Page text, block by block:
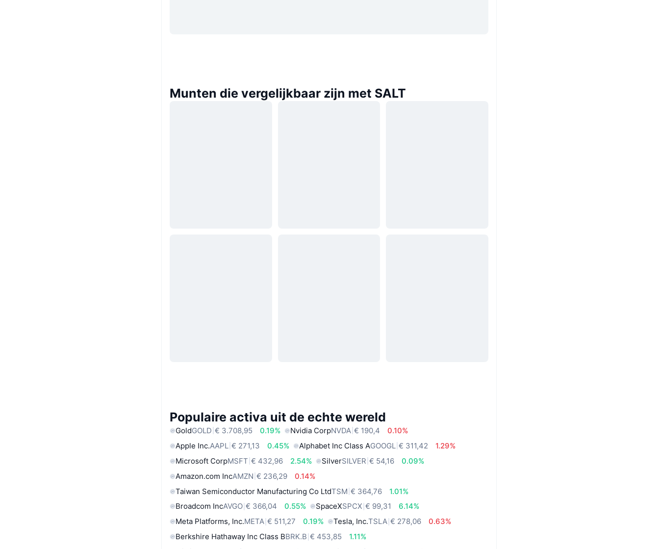
Munten die vergelijkbaar zijn met SALT
Populaire activa uit de echte wereld
GoldGOLD € 3.708,95 0.19% Nvidia CorpNVDA € 190,4
0.10%
Apple Inc.AAPL € 271,13 0.45% Alphabet Inc Class AGOOGL € 311,42
1.29%
Microsoft CorpMSFT € 432,96 2.54% SilverSILVER € 54,16
0.09%
Amazon.com IncAMZN € 236,29
0.14%
Taiwan Semiconductor Manufacturing Co LtdTSM € 364,76
1.01%
Broadcom IncAVGO € 366,04 0.55% SpaceXSPCX € 99,31
6.14%
Meta Platforms, Inc.META € 511,27 0.19% Tesla, Inc.TSLA € 278,06
0.63%
Berkshire Hathaway Inc Class BBRK.B € 453,85
1.11%